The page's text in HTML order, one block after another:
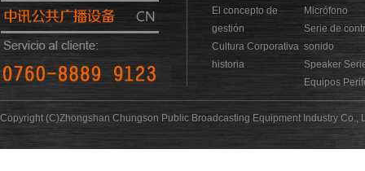
El concepto de
gestión
Cultura Corporativa
historia
Micrófono
Serie de
sonido
Speaker
Equipos
Copyright (C)Zhongshan Chungson Public Broadcasting Equipment Industry